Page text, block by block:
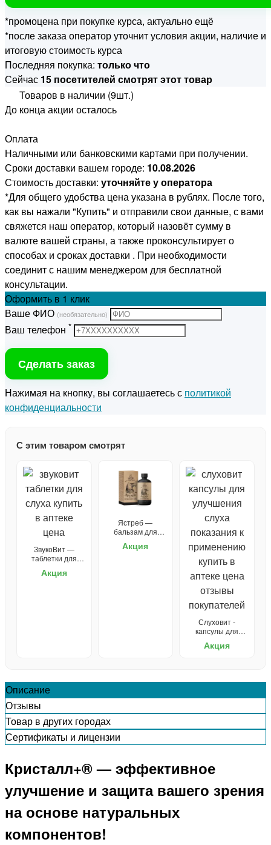
*промоцена при покупке курса, актуально ещё
*после заказа оператор уточнит условия акции, наличие и
итоговую стоимость курса
Последняя покупка: только что
Сейчас 15 посетителей смотрят этот товар
Товаров в наличии (9шт.)
До конца акции осталось
Оплата
Наличными или банковскими картами при получении.
Сроки доставки вашем городе: 10.08.2026
Стоимость доставки: уточняйте у оператора
*Для общего удобства цена указана в рублях. После того,
как вы нажали "Купить" и отправили свои данные, с вами
свяжется наш оператор, который назовёт сумму в
валюте вашей страны, а также проконсультирует о
способах и сроках доставки . При необходимости
соединит с нашим менеджером для бесплатной
консультации.
Оформить в 1 клик
Ваше ФИО (необязательно)
Ваш телефон *
Сделать заказ
Нажимая на кнопку, вы соглашаетесь с политикой
конфиденциальности
С этим товаром смотрят
ЗвукоВит —
таблетки для
Акция
Ястреб —
бальзам для
Акция
Слуховит -
капсулы для
Акция
Описание
Отзывы
Товар в других городах
Сертификаты и лицензии
Кристалл+® — эффективное
улучшение и защита вашего зрения
на основе натуральных
компонентов!